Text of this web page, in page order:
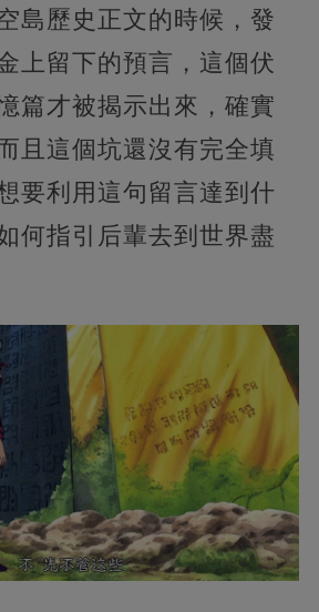
島歷史正文的時候，發
上留下的預言，這個伏
篇才被揭示出來，確實
且這個坑還沒有完全填
要利用這句留言達到什
何指引后輩去到世界盡